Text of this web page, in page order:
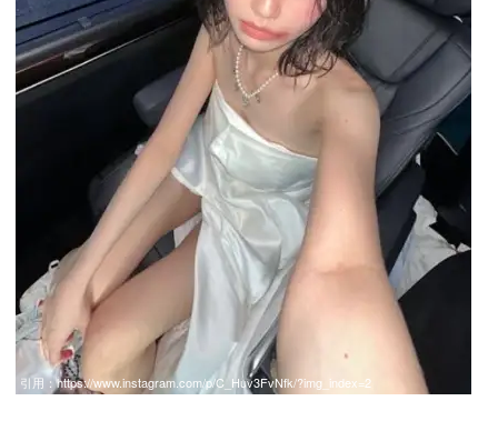
引用：https://www.instagram.com/p/C_Huv3FvNfk/?img_index=2